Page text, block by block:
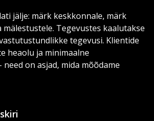
jälje: märk keskkonnale, märk
Tegevustes kaalutakse
tegevusi. Klientide
heaolu ja minimaalne
on asjad, mida mõõdame